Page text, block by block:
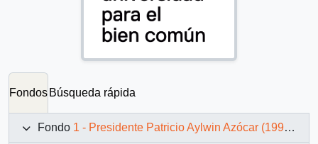
Fondos Búsqueda rápida
Fondo 1 - Presidente Patricio Aylwin Azócar (1990-1994)